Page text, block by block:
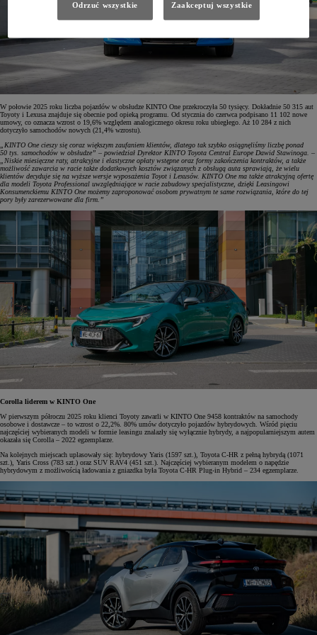
W połowie 2025 roku liczba pojazdów w obsłudze KINTO One przekroczyła 50 tysięcy. Dokładnie 50 315 aut
Toyoty i Lexusa znajduje się obecnie pod opieką programu. Od stycznia do czerwca podpisano 11 102 nowe
umowy, co oznacza wzrost o 19,6% względem analogicznego okresu roku ubiegłego. Aż 10 284 z nich
dotyczyło samochodów nowych (21,4% wzrostu).
„KINTO One cieszy się coraz większym zaufaniem klientów, dlatego tak szybko osiągnęliśmy liczbę ponad
50 tys. samochodów w obsłudze” – powiedział Dyrektor KINTO Toyota Central Europe Dawid Stawinoga. –
„Niskie miesięczne raty, atrakcyjne i elastyczne opłaty wstępne oraz formy zakończenia kontraktów, a także
możliwość zawarcia w racie także dodatkowych kosztów związanych z obsługą auta sprawiają, że wielu
klientów decyduje się na wyższe wersje wyposażenia Toyot i Lexusów. KINTO One ma także atrakcyjną ofertę
dla modeli Toyota Professional uwzględniające w racie zabudowy specjalistyczne, dzięki Leasingowi
Konsumenckiemu KINTO One możemy zaproponować osobom prywatnym te same rozwiązania, które do tej
pory były zarezerwowane dla firm.”
Corolla liderem w KINTO One
W pierwszym półroczu 2025 roku klienci Toyoty zawarli w KINTO One 9458 kontraktów na samochody
osobowe i dostawcze – to wzrost o 22,2%. 80% umów dotyczyło pojazdów hybrydowych. Wśród pięciu
najczęściej wybieranych modeli w formie leasingu znalazły się wyłącznie hybrydy, a najpopularniejszym autem
okazała się Corolla – 2022 egzemplarze.
Na kolejnych miejscach uplasowały się: hybrydowy Yaris (1597 szt.), Toyota C-HR z pełną hybrydą (1071
szt.), Yaris Cross (783 szt.) oraz SUV RAV4 (451 szt.). Najczęściej wybieranym modelem o napędzie
hybrydowym z możliwością ładowania z gniazdka była Toyota C-HR Plug-in Hybrid – 234 egzemplarze.
Odrzuć wszystkie Zaakceptuj wszystkie